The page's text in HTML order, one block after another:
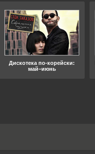
Дискотека по-корейски:
май–июнь